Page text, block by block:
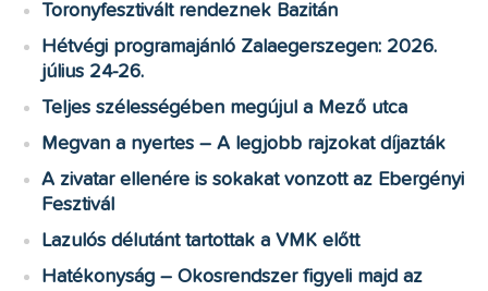
Toronyfesztivált rendeznek Bazitán
Hétvégi programajánló Zalaegerszegen: 2026.
július 24-26.
Teljes szélességében megújul a Mező utca
Megvan a nyertes – A legjobb rajzokat díjazták
A zivatar ellenére is sokakat vonzott az Ebergényi
Fesztivál
Lazulós délutánt tartottak a VMK előtt
Hatékonyság – Okosrendszer figyeli majd az